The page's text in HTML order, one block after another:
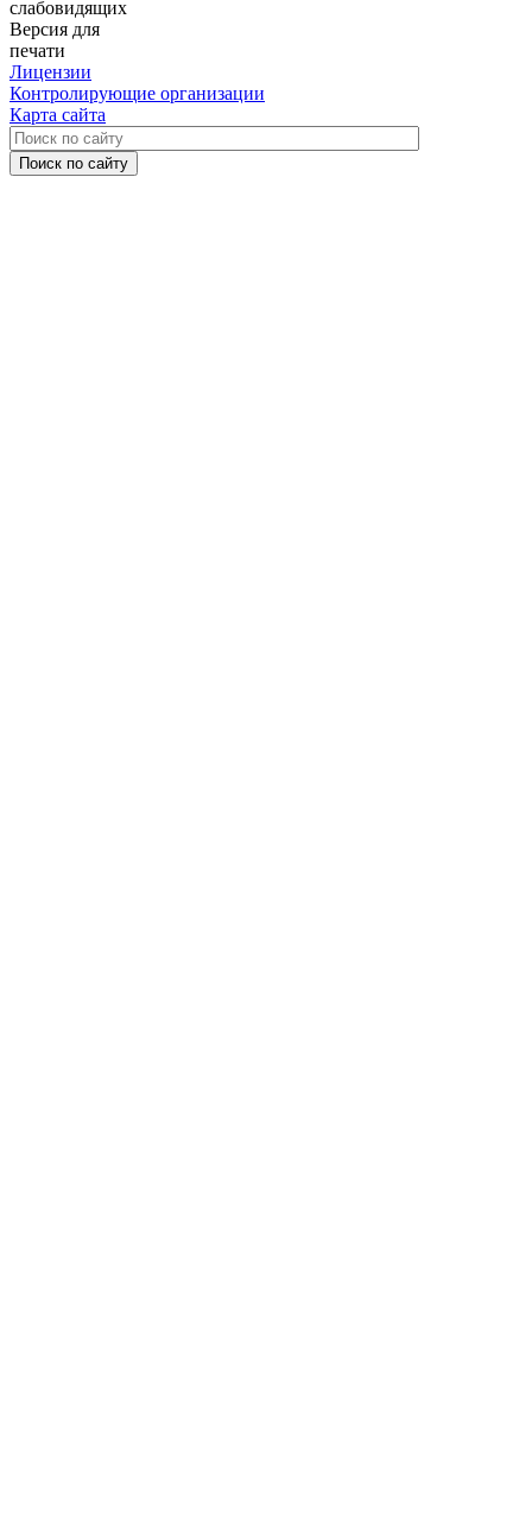
слабовидящих
Версия для
печати
Лицензии
Контролирующие организации
Карта сайта
Поиск по сайту